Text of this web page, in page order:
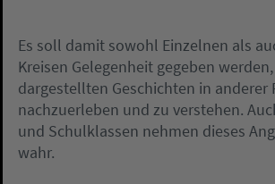
Es soll damit sowohl Einzelnen als
Kreisen Gelegenheit gegeben
dargestellten Geschichten in anderer
nachzuerleben und zu verstehen.
und Schulklassen nehmen dieses
wahr.